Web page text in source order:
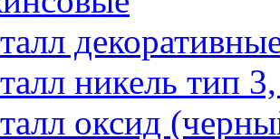
никель тип
оксид